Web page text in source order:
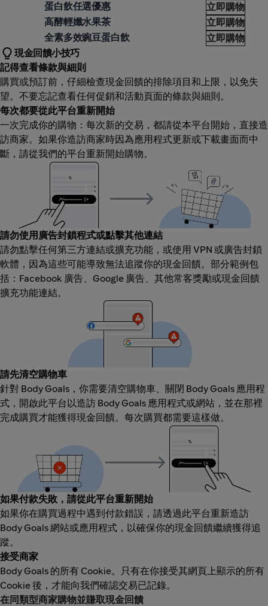
蛋白飲任選優惠
立即購物
高酵輕孅水果茶
立即購物
全素多效豌豆蛋白飲 立即購物
現金回饋小技巧
記得查看條款與細則
購買或預訂前，仔細檢查現金回饋的排除項目和上限，以免失
望。不要忘記查看任何促銷和活動頁面的條款與細則。
每次都要從此平台重新開始
一次完成你的購物：每次新的交易，都請從本平台開始，直接造
訪商家。如果你造訪商家時因為應用程式更新或下載畫面而中
斷，請從我們的平台重新開始購物。
請勿使用廣告封鎖程式或點擊其他連結
請勿點擊任何第三方連結或擴充功能，或使用 VPN 或廣告封鎖
軟體，因為這些可能導致無法追蹤你的現金回饋。部分範例包
括：Facebook 廣告、Google 廣告、其他常客獎勵或現金回饋
擴充功能連結。
請先清空購物車
針對 Body Goals，你需要清空購物車、關閉 Body Goals 應用程
式，開啟此平台以造訪 Body Goals 應用程式或網站，並在那裡
完成購買才能獲得現金回饋。每次購買都需要這樣做。
如果付款失敗，請從此平台重新開始
如果你在購買過程中遇到付款錯誤，請透過此平台重新造訪
Body Goals 網站或應用程式，以確保你的現金回饋繼續獲得追
蹤。
接受商家
Body Goals 的所有 Cookie。只有在你接受其網頁上顯示的所有
Cookie 後，才能向我們確認交易已記錄。
在同類型商家購物並賺取現金回饋